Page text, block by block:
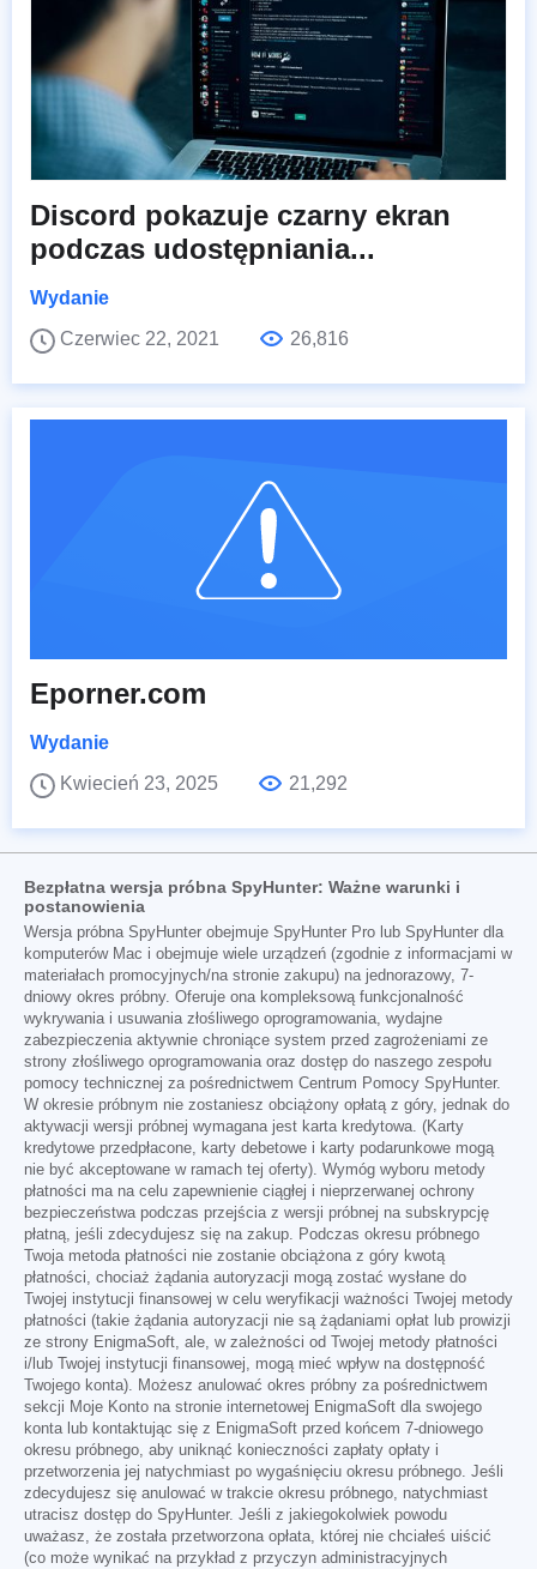
Discord pokazuje czarny ekran
podczas udostępniania...
Wydanie
Czerwiec 22, 2021
26,816
Eporner.com
Wydanie
Kwiecień 23, 2025
21,292
Bezpłatna wersja próbna SpyHunter: Ważne warunki i
postanowienia
Wersja próbna SpyHunter obejmuje SpyHunter Pro lub SpyHunter dla
komputerów Mac i obejmuje wiele urządzeń (zgodnie z informacjami w
materiałach promocyjnych/na stronie zakupu) na jednorazowy, 7-
dniowy okres próbny. Oferuje ona kompleksową funkcjonalność
wykrywania i usuwania złośliwego oprogramowania, wydajne
zabezpieczenia aktywnie chroniące system przed zagrożeniami ze
strony złośliwego oprogramowania oraz dostęp do naszego zespołu
pomocy technicznej za pośrednictwem Centrum Pomocy SpyHunter.
W okresie próbnym nie zostaniesz obciążony opłatą z góry, jednak do
aktywacji wersji próbnej wymagana jest karta kredytowa. (Karty
kredytowe przedpłacone, karty debetowe i karty podarunkowe mogą
nie być akceptowane w ramach tej oferty). Wymóg wyboru metody
płatności ma na celu zapewnienie ciągłej i nieprzerwanej ochrony
bezpieczeństwa podczas przejścia z wersji próbnej na subskrypcję
płatną, jeśli zdecydujesz się na zakup. Podczas okresu próbnego
Twoja metoda płatności nie zostanie obciążona z góry kwotą
płatności, chociaż żądania autoryzacji mogą zostać wysłane do
Twojej instytucji finansowej w celu weryfikacji ważności Twojej metody
płatności (takie żądania autoryzacji nie są żądaniami opłat lub prowizji
ze strony EnigmaSoft, ale, w zależności od Twojej metody płatności
i/lub Twojej instytucji finansowej, mogą mieć wpływ na dostępność
Twojego konta). Możesz anulować okres próbny za pośrednictwem
sekcji Moje Konto na stronie internetowej EnigmaSoft dla swojego
konta lub kontaktując się z EnigmaSoft przed końcem 7-dniowego
okresu próbnego, aby uniknąć konieczności zapłaty opłaty i
przetworzenia jej natychmiast po wygaśnięciu okresu próbnego. Jeśli
zdecydujesz się anulować w trakcie okresu próbnego, natychmiast
utracisz dostęp do SpyHunter. Jeśli z jakiegokolwiek powodu
uważasz, że została przetworzona opłata, której nie chciałeś uiścić
(co może wynikać na przykład z przyczyn administracyjnych